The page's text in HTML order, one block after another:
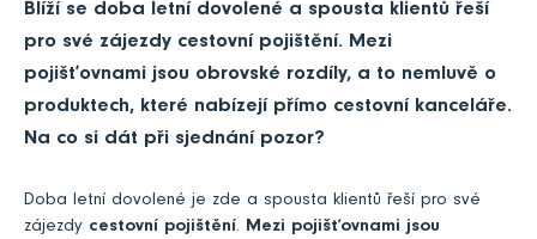
Blíží se doba letní dovolené a spousta klientů řeší
pro své zájezdy cestovní pojištění. Mezi
pojišťovnami jsou obrovské rozdíly, a to nemluvě o
produktech, které nabízejí přímo cestovní kanceláře.
Na co si dát při sjednání pozor?
Doba letní dovolené je zde a spousta klientů řeší pro své
zájezdy cestovní pojištění. Mezi pojišťovnami jsou